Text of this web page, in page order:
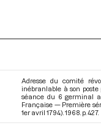
Adresse du comité
inébranlable à son
séance du 6 germinal
Française — Première
1er avril 1794) . 1968. p. 427.